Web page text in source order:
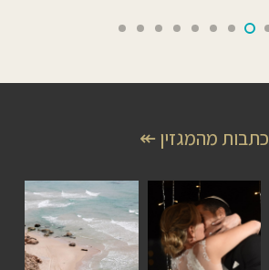
כתבות מהמגזין ↞
סיפורי
זוגות
כתבות
אירועים